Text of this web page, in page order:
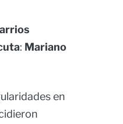
: Mariano
en